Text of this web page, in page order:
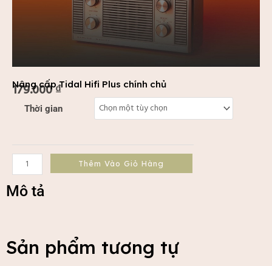
Nâng cấp Tidal Hifi Plus chính chủ
179.000₫
Thời gian
Nâng
chính
chủ
số
Thêm Vào Giỏ Hàng
Mô tả
Sản phẩm tương tự